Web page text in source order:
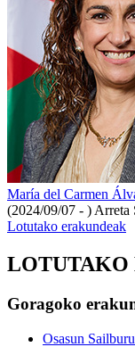
María del Carmen
(2024/09/07 - ) Arreta
Lotutako erakundeak
LOTUTAKO
Goragoko
Osasun